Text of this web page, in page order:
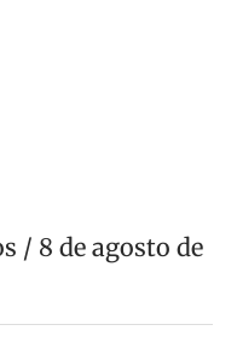
/ 8 de agosto de